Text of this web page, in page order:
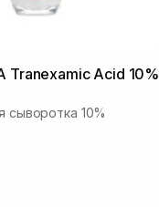
Tranexamic Acid 10%
сыворотка 10%